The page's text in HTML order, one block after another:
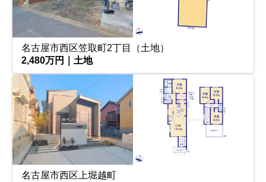
名古屋市西区笠取町2丁目（土地）
2,480万円｜土地
名古屋市西区上堀越町